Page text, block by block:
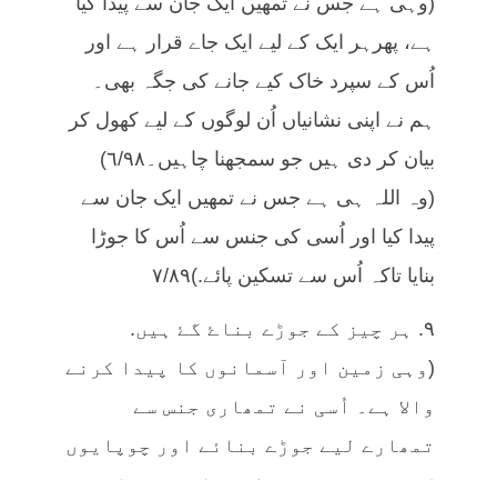
ہے، پھرہر ایک کے لیے ایک جاے قرار ہے اور
اُس کے سپرد خاک کیے جانے کی جگہ بھی۔
ہم نے اپنی نشانیاں اُن لوگوں کے لیے کھول کر
بیان کر دی ہیں جو سمجھنا چاہیں۔٦/٩٨)
(وہ اللہ ہی ہے جس نے تمھیں ایک جان سے
پیدا کیا اور اُسی کی جنس سے اُس کا جوڑا
بنایا تاکہ اُس سے تسکین پائے.)٧/٨٩
٩. ہر چیز کے جوڑے بناۓ گۓ ہیں.
(وہی زمین اور آسمانوں کا پیدا کرنے
والا ہے۔ اُسی نے تمھاری جنس سے
تمھارے لیے جوڑے بنائے اور چوپایوں